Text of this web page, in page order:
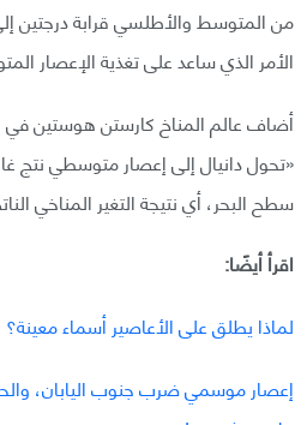
من المتوسط والأطلسي قرابة درجتين
الأمر الذي ساعد على تغذية الإعصار
أضاف عالم المناخ كارستن هوستين في
«تحول دانيال إلى إعصار متوسطي نتج
سطح البحر، أي نتيجة التغير المناخي
اقرأ أيضًا:
لماذا يطلق على الأعاصير أسماء